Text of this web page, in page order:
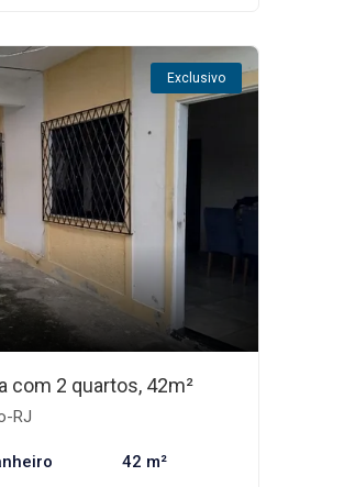
Exclusivo
com 2 quartos, 42m²
RJ
42 m²